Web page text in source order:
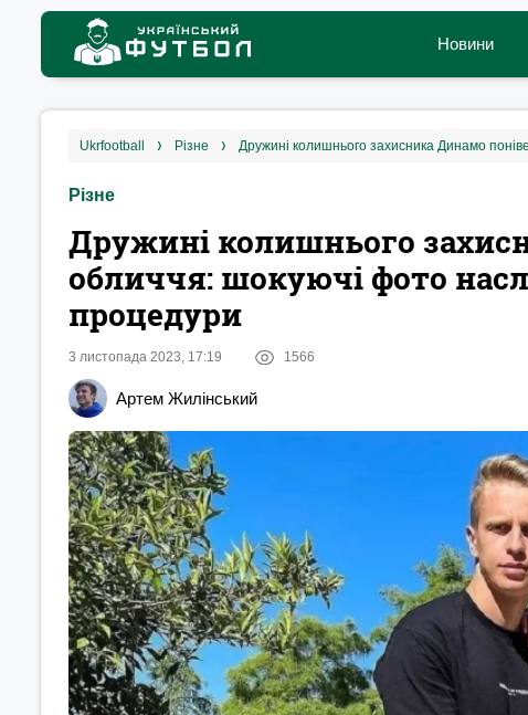
Новини
ukrfootball різне Дружині колишнього захисника Динамо
Різне
Дружині колишнього
обличчя: шокуючі фото
процедури
3 листопада 2023, 17:19 1566
Артем Жилінський